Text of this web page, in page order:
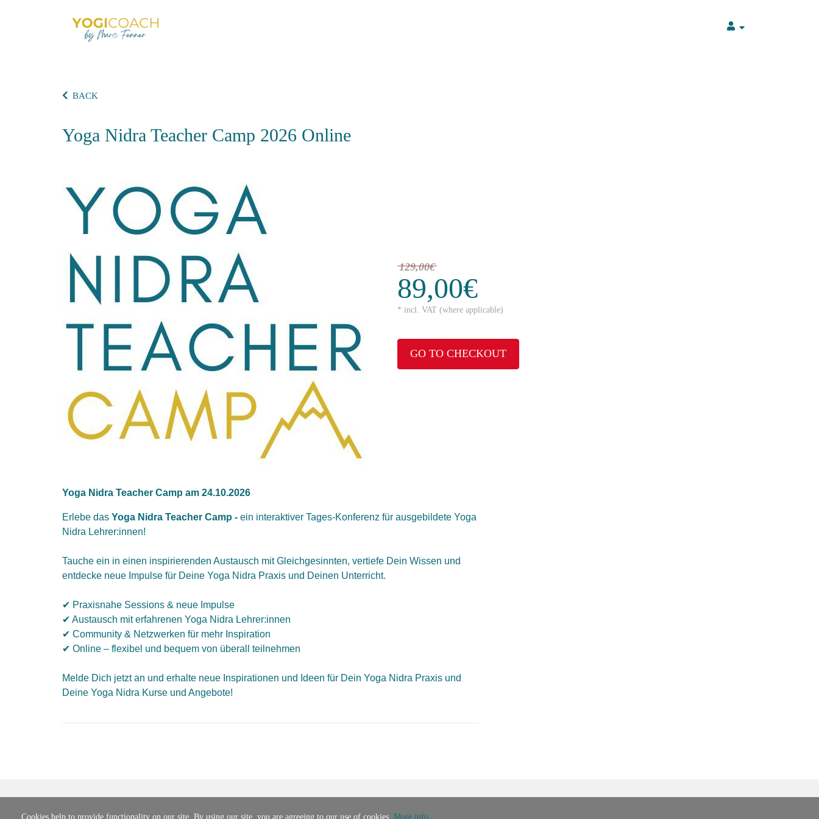
BACK
Yoga Nidra Teacher Camp 2026 Online
129,00€
89,00€
* incl. VAT (where applicable)
GO TO CHECKOUT
Yoga Nidra Teacher Camp am 24.10.2026
Erlebe das Yoga Nidra Teacher Camp - ein interaktiver Tages-Konferenz für ausgebildete Yoga
Nidra Lehrer:innen!
Tauche ein in einen inspirierenden Austausch mit Gleichgesinnten, vertiefe Dein Wissen und
entdecke neue Impulse für Deine Yoga Nidra Praxis und Deinen Unterricht.
✔ Praxisnahe Sessions & neue Impulse
✔ Austausch mit erfahrenen Yoga Nidra Lehrer:innen
✔ Community & Netzwerken für mehr Inspiration
✔ Online – flexibel und bequem von überall teilnehmen
Melde Dich jetzt an und erhalte neue Inspirationen und Ideen für Dein Yoga Nidra Praxis und
Deine Yoga Nidra Kurse und Angebote!
Cookies help to provide functionality on our site. By using our site, you are agreeing to our use of cookies. More info